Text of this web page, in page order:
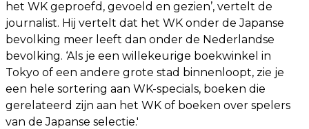
het WK geproefd, gevoeld en gezien’, vertelt de
journalist. Hij vertelt dat het WK onder de Japanse
bevolking meer leeft dan onder de Nederlandse
bevolking. ‘Als je een willekeurige boekwinkel in
Tokyo of een andere grote stad binnenloopt, zie je
een hele sortering aan WK-specials, boeken die
gerelateerd zijn aan het WK of boeken over spelers
van de Japanse selectie.'